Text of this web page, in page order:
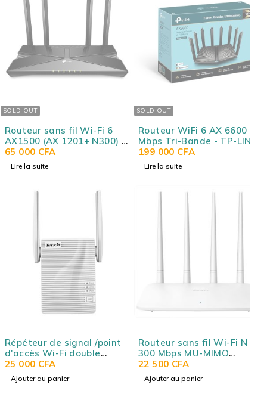
SOLD OUT
Routeur sans fil Wi-Fi 6
AX1500 (AX 1201+ N300) 1
port WAN Gigabit + 4
ports LAN Gigabit - TP-
65 000 CFA
Lire la suite
SOLD OUT
Routeur WiFi 6 AX 6600
Mbps Tri-Bande - TP-LINK
Archer AX90 / AX6600
199 000 CFA
Lire la suite
Répéteur de signal /point
d'accès Wi-Fi double
bande AC1200 - Tenda
A18
25 000 CFA
Ajouter au panier
Routeur sans fil Wi-Fi N
300 Mbps MU-MIMO
TENDA F6 4 Ports LAN
N300 TENDA-F6
22 500 CFA
Ajouter au panier